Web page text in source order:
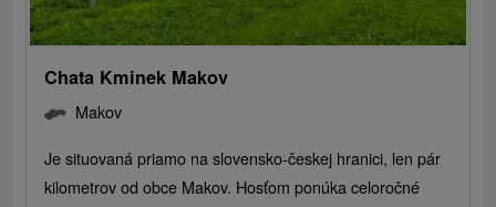
Chata Kminek Makov
Makov
Je situovaná priamo na slovensko-českej hranici, len pár
kilometrov od obce Makov. Hosťom ponúka celoročné